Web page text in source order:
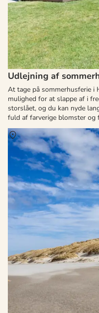
Udlejning af
At tage på sommerhusferie i
mulighed for at slappe af i
storslået, og du kan nyde
fuld af farverige blomster og
OmGrønhøj Strand